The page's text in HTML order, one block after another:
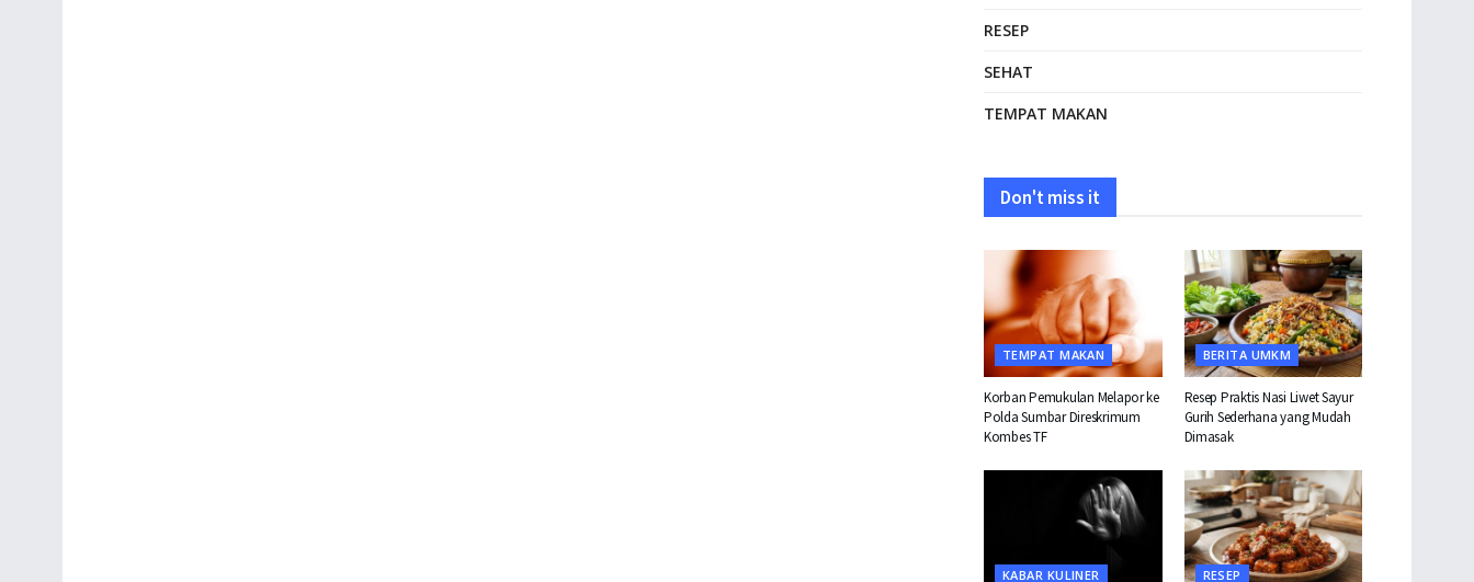
RESEP
SEHAT
TEMPAT MAKAN
Don't miss it
TEMPAT MAKAN
Korban Pemukulan Melapor ke
Polda Sumbar Direskrimum
Kombes TF
BERITA UMKM
Resep Praktis Nasi Liwet Sayur
Gurih Sederhana yang Mudah
Dimasak
KABAR KULINER RESEP